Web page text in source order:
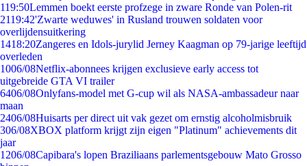
119:50Lemmen boekt eerste profzege in zware Ronde van Polen-rit
2119:42'Zwarte weduwes' in Rusland trouwen soldaten voor
overlijdensuitkering
1418:20Zangeres en Idols-jurylid Jerney Kaagman op 79-jarige leeftijd
overleden
1006/08Netflix-abonnees krijgen exclusieve early access tot
uitgebreide GTA VI trailer
6406/08Onlyfans-model met G-cup wil als NASA-ambassadeur naar
maan
2406/08Huisarts per direct uit vak gezet om ernstig alcoholmisbruik
306/08XBOX platform krijgt zijn eigen "Platinum" achievements dit
jaar
1206/08Capibara's lopen Braziliaans parlementsgebouw Mato Grosso